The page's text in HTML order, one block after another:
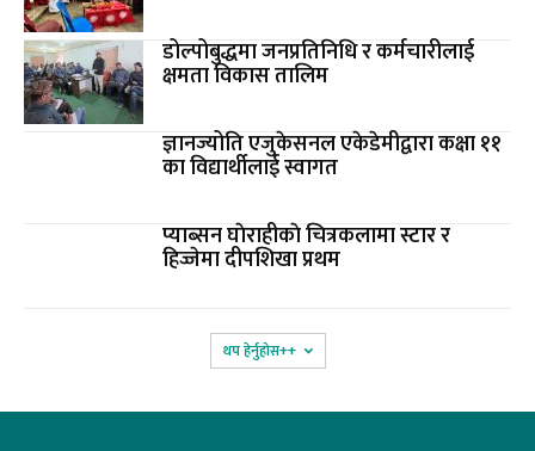
डोल्पोबुद्धमा जनप्रतिनिधि र कर्मचारीलाई
क्षमता विकास तालिम
ज्ञानज्योति एजुकेसनल एकेडेमीद्वारा कक्षा ११
का विद्यार्थीलाई स्वागत
प्याब्सन घाेराहीकाे चित्रकलामा स्टार र
हिज्जेमा दीपशिखा प्रथम
थप हेर्नुहोस‌++